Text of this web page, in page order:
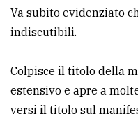
Va subito evidenziato
indiscutibili.
Colpisce il titolo della
estensivo e apre a
versi il titolo sul